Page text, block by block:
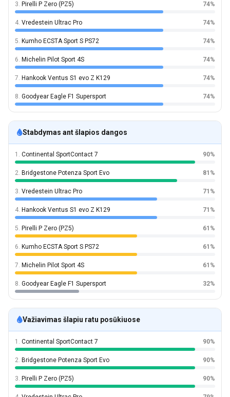
3. Pirelli P Zero (PZ5) 74%
4. Vredestein Ultrac Pro 74%
5. Kumho ECSTA Sport S PS72 74%
6. Michelin Pilot Sport 4S 74%
7. Hankook Ventus S1 evo Z K129 74%
8. Goodyear Eagle F1 Supersport 74%
Stabdymas ant šlapios dangos
1. Continental SportContact 7 90%
2. Bridgestone Potenza Sport Evo 81%
3. Vredestein Ultrac Pro 71%
4. Hankook Ventus S1 evo Z K129 71%
5. Pirelli P Zero (PZ5) 61%
6. Kumho ECSTA Sport S PS72 61%
7. Michelin Pilot Sport 4S 61%
8. Goodyear Eagle F1 Supersport 32%
Važiavimas šlapiu ratu posūkiuose
1. Continental SportContact 7 90%
2. Bridgestone Potenza Sport Evo 90%
3. Pirelli P Zero (PZ5) 90%